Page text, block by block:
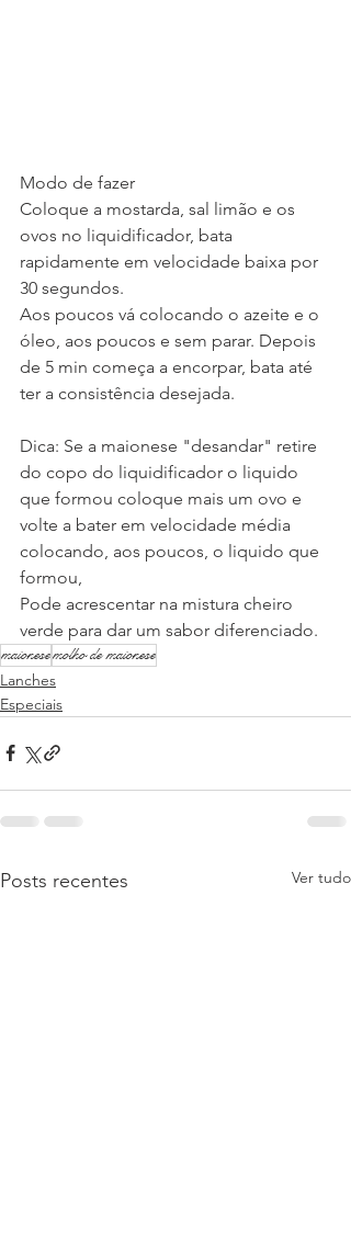
Modo de fazer
Coloque a mostarda, sal limão e os
ovos no liquidificador, bata
rapidamente em velocidade baixa por
30 segundos.
Aos poucos vá colocando o azeite e o
óleo, aos poucos e sem parar. Depois
de 5 min começa a encorpar, bata até
ter a consistência desejada.
Dica: Se a maionese "desandar" retire
do copo do liquidificador o liquido
que formou coloque mais um ovo e
volte a bater em velocidade média
colocando, aos poucos, o liquido que
formou,
Pode acrescentar na mistura cheiro
verde para dar um sabor diferenciado.
maionesemolho de maionese
Lanches
Especiais
Posts recentes Ver tudo